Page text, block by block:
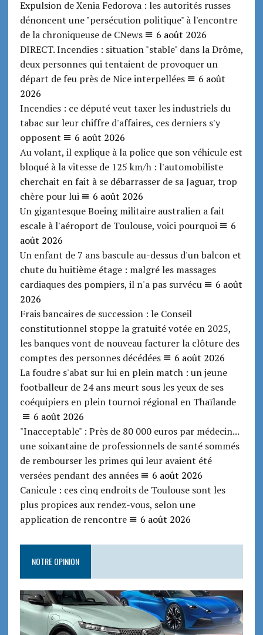
Expulsion de Xenia Fedorova : les autorités russes
dénoncent une "persécution politique" à l'encontre
de la chroniqueuse de CNews
6 août 2026
DIRECT. Incendies : situation "stable" dans la Drôme,
deux personnes qui tentaient de provoquer un
départ de feu près de Nice interpellées
6 août
2026
Incendies : ce député veut taxer les industriels du
tabac sur leur chiffre d'affaires, ces derniers s'y
opposent
6 août 2026
Au volant, il explique à la police que son véhicule est
bloqué à la vitesse de 125 km/h : l'automobiliste
cherchait en fait à se débarrasser de sa Jaguar, trop
chère pour lui
6 août 2026
Un gigantesque Boeing militaire australien a fait
escale à l'aéroport de Toulouse, voici pourquoi
6
août 2026
Un enfant de 7 ans bascule au-dessus d'un balcon et
chute du huitième étage : malgré les massages
cardiaques des pompiers, il n'a pas survécu
6 août
2026
Frais bancaires de succession : le Conseil
constitutionnel stoppe la gratuité votée en 2025,
les banques vont de nouveau facturer la clôture des
comptes des personnes décédées
6 août 2026
La foudre s'abat sur lui en plein match : un jeune
footballeur de 24 ans meurt sous les yeux de ses
coéquipiers en plein tournoi régional en Thaïlande
6 août 2026
"Inacceptable" : Près de 80 000 euros par médecin...
une soixantaine de professionnels de santé sommés
de rembourser les primes qui leur avaient été
versées pendant des années
6 août 2026
Canicule : ces cinq endroits de Toulouse sont les
plus propices aux rendez-vous, selon une
application de rencontre
6 août 2026
NOTRE OPINION